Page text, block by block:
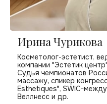
Ирина Чурикова
Косметолог-эстетист,
компании "Эстетик
Судья чемпионатов
массажу, спикер
Esthetiques", SWIC-
Веллнесс и др.